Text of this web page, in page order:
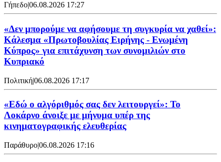
Γήπεδο|06.08.2026 17:27
«Δεν μπορούμε να αφήσουμε τη συγκυρία να χαθεί»:
Κάλεσμα «Πρωτοβουλίας Ειρήνης - Ενωμένη
Κύπρος» για επιτάχυνση των συνομιλιών στο
Κυπριακό
Πολιτική|06.08.2026 17:17
«Εδώ ο αλγόριθμός σας δεν λειτουργεί»: Το
Λοκάρνο άνοιξε με μήνυμα υπέρ της
κινηματογραφικής ελευθερίας
Παράθυρο|06.08.2026 17:16